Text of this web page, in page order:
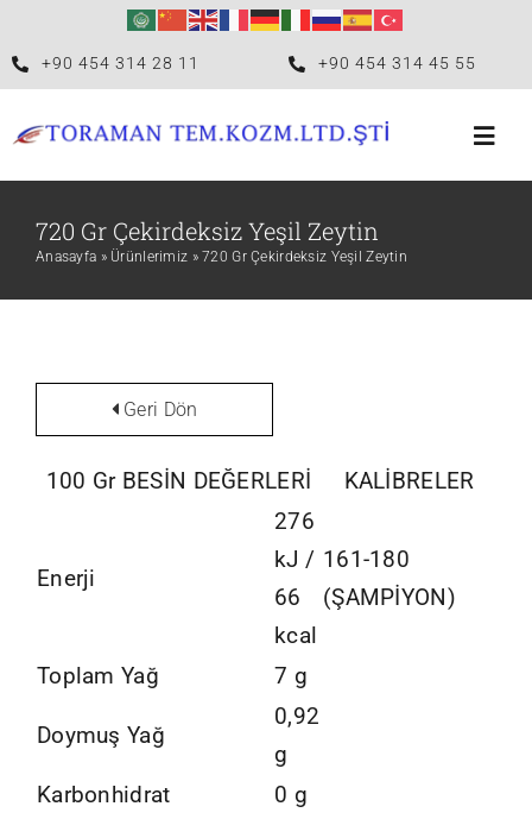
to
content
+90 454 314 28 11 +90 454 314 45 55
Anasayfa
Kurumsal
720 Gr Çekirdeksiz Yeşil Zeytin
Anasayfa » Ürünlerimiz »720 Gr Çekirdeksiz Yeşil Zeytin
Geri Dön
100 Gr BESİN DEĞERLERİ KALİBRELER
Enerji
276
kJ /
66
kcal
161-180
(ŞAMPİYON)
Toplam Yağ 7 g
Doymuş Yağ
0,92
g
Karbonhidrat
0 g